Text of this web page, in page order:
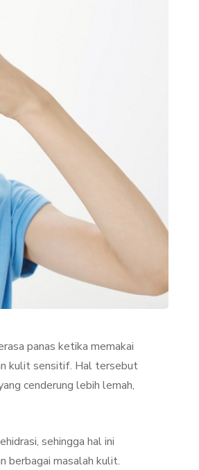
panas ketika memakai
kulit sensitif. Hal tersebut
cenderung lebih lemah,
sehingga hal ini
berbagai masalah kulit.